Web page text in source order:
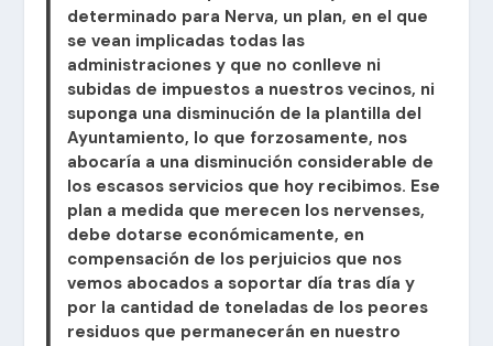
determinado para Nerva, un plan, en el que
se vean implicadas todas las
administraciones y que no conlleve ni
subidas de impuestos a nuestros vecinos, ni
suponga una disminución de la plantilla del
Ayuntamiento, lo que forzosamente, nos
abocaría a una disminución considerable de
los escasos servicios que hoy recibimos. Ese
plan a medida que merecen los nervenses,
debe dotarse económicamente, en
compensación de los perjuicios que nos
vemos abocados a soportar día tras día y
por la cantidad de toneladas de los peores
residuos que permanecerán en nuestro